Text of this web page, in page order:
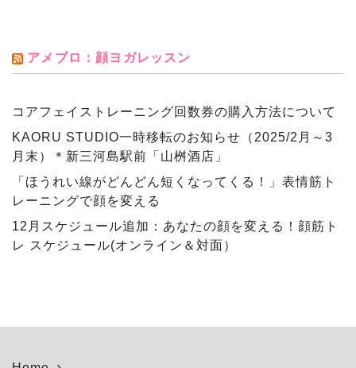
アメブロ：顔ヨガレッスン
コアフェイストレーニング回数券の購入方法について
KAORU STUDIO一時移転のお知らせ（2025/2月～3
月末）＊新三河島駅前「山桝酒店」
「ほうれい線がどんどん短くなってくる！」表情筋ト
レーニングで顔を変える
12月スケジュール追加：あなたの顔を変える！顔筋ト
レ スケジュール(オンライン＆対面）